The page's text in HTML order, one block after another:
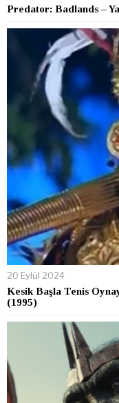
Predator: Badlands –
20 Eylül 2024
Kesik Başla Tenis
(1995)